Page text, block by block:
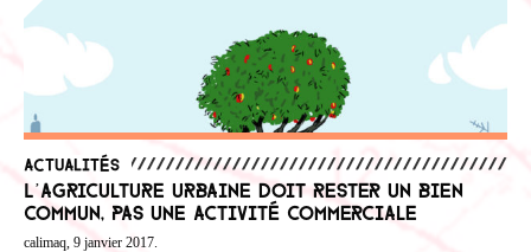
Actualités
L’agriculture urbaine doit rester un bien
commun, pas une activité commerciale
calimaq, 9 janvier 2017.